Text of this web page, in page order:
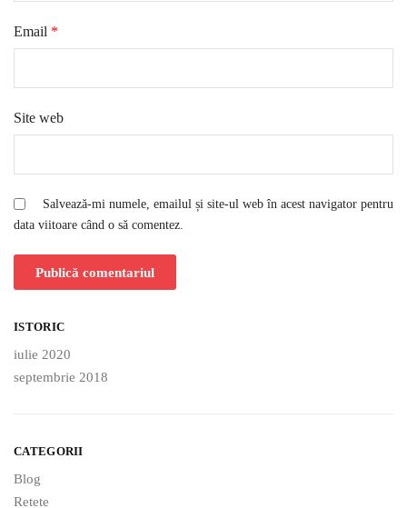
Email *
Site web
Salvează-mi numele, emailul și site-ul web în acest navigator pentru
data viitoare când o să comentez.
ISTORIC
iulie 2020
septembrie 2018
CATEGORII
Blog
Retete